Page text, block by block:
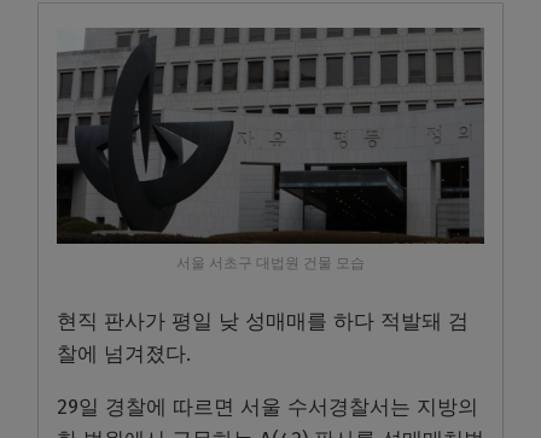
서울 서초구 대법원 건물 모습
현직 판사가 평일 낮 성매매를 하다 적발돼 검
찰에 넘겨졌다.
29일 경찰에 따르면 서울 수서경찰서는 지방의